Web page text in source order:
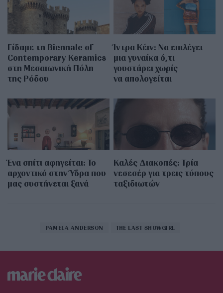
Είδαμε τη Biennale of
Contemporary Keramics
στη Μεσαιωνική Πόλη
της Ρόδου
Ίντρα Κέιν: Να επιλέγει
μια γυναίκα ό,τι
γουστάρει χωρίς
να απολογείται
Ένα σπίτι αφηγείται: Το
αρχοντικό στην Ύδρα που
μας συστήνεται ξανά
Καλές Διακοπές: Τρία
νεσεσέρ για τρεις τύπους
ταξιδιωτών
PAMELA ANDERSON THE LAST SHOWGIRL